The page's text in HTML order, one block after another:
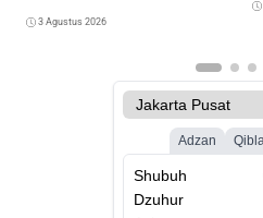
3 Agustus 2026